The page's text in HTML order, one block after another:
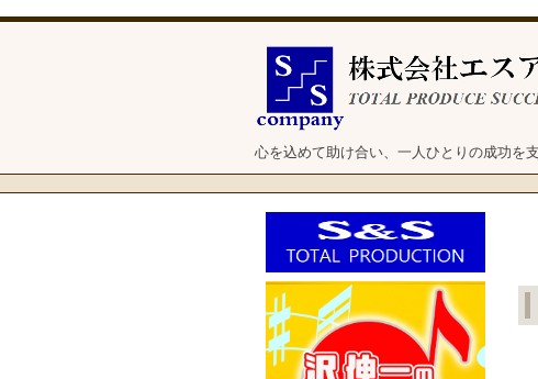
心を込めて助け合い、一人ひとりの成功を